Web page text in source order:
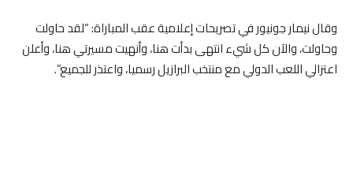
وقال نيمار جونيور في تصريحات إعلامية عقب المباراة: “لقد حاولت
وحاولت، والآن كل شيء انتهى بدأت هنا، وأنهيت مسيرتي هنا، وأعلن
اعتزالي اللعب الدولي مع منتخب البرازيل رسميا، واعتذر للجميع”.⁣⁣⠀